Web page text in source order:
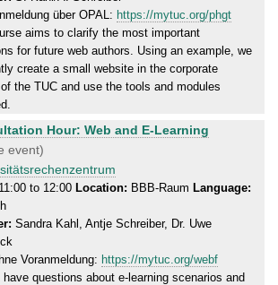
über OPAL: https://mytuc.org/phgt
aims to clarify the most important
for future web authors. Using an example, we
create a small website in the corporate
the TUC and use the tools and modules
Hour: Web and E-Learning
event)
11:00 to 12:00 Location: BBB-Raum Language:
Sandra Kahl, Antje Schreiber, Dr. Uwe
Voranmeldung: https://mytuc.org/webf
have questions about e-learning scenarios and